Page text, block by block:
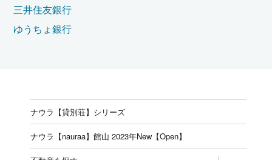
三井住友銀行
ゆうちょ銀行
ナウラ【貸別荘】シリーズ
ナウラ【nauraa】館山 2023年New【Open】